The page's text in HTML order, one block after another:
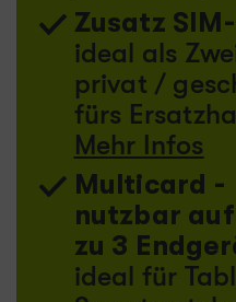
Zusatz
ideal als
privat /
fürs
Mehr Infos
Multicard -
nutzbar
zu 3
ideal für